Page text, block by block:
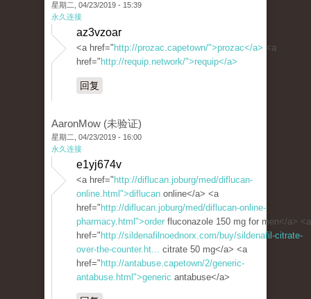
星期二, 04/23/2019 - 15:39
永久连接
az3vzoar
<a href=" http://prozac.capetown/">prozac</a> <a
href=" http://requip.network/">requip</a>
回复
AaronMow (未验证)
星期二, 04/23/2019 - 16:00
永久连接
e1yj674v
<a href=" http://diflucan.joburg/med/diflucan-
online.html">diflucan online</a> <a
href=" http://diflucan.joburg/med/diflucan-online-
pharmacy.html">order fluconazole 150 mg for men</a> <a
href=" http://sildenafilnoednorx.com/buy/sildenafil-citrate-
over-the-counter.ht... citrate 50 mg</a> <a
href=" http://antabuse.capetown/2/generic-
antabuse.html">generic antabuse</a>